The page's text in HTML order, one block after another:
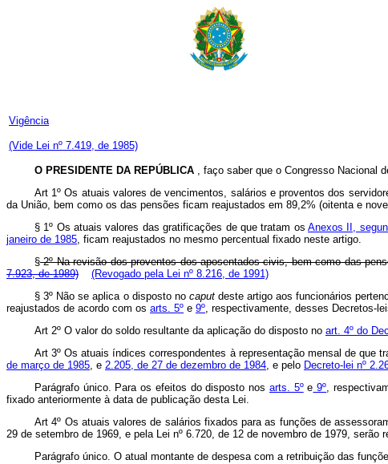
Vigência
(Vide Lei nº 7.419, de 1985)
O PRESIDENTE DA REPÚBLICA , faço saber que o Congresso Nacional
Art 1º Os atuais valores de vencimentos, salários e proventos dos
da União, bem como os das pensões ficam reajustados em 89,2% (oitenta e
§ 1º Os atuais valores das gratificações de que tratam os Anexos II,
janeiro de 1985, ficam reajustados no mesmo percentual fixado neste artigo.
§2º Na revisão dos proventos dos aposentados civis, bem como das
7.923, de 1989)
(Revogado pela Lei nº 8.216, de 1991)
§ 3º Não se aplica o disposto no caput deste artigo aos funcionários
reajustados de acordo com os arts. 5º e 9º, respectivamente, desses Decretos-
Art 2º O valor do soldo resultante da aplicação do disposto no art. 4º do
Art 3º Os atuais índices correspondentes à representação mensal de que
de março de 1985, e 2.205, de 27 de dezembro de 1984, e pelo Decreto-lei nº
Parágrafo único. Para os efeitos do disposto nos arts. 5ºe 9º,
fixado anteriormente à data de publicação desta Lei.
Art 4º Os atuais valores de salários fixados para as funções de
29 de setembro de 1969, e pela Lei nº 6.720, de 12 de novembro de 1979,
Parágrafo único. O atual montante de despesa com a retribuição das